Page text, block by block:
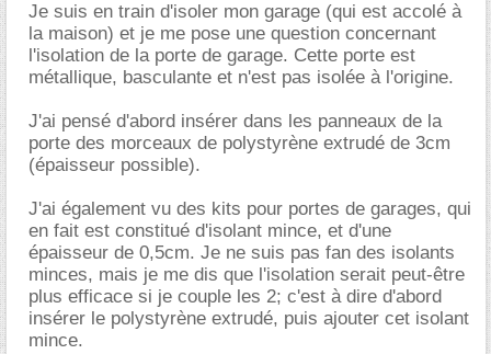
Je suis en train d'isoler mon garage (qui est accolé à
la maison) et je me pose une question concernant
l'isolation de la porte de garage. Cette porte est
métallique, basculante et n'est pas isolée à l'origine.
J'ai pensé d'abord insérer dans les panneaux de la
porte des morceaux de polystyrène extrudé de 3cm
(épaisseur possible).
J'ai également vu des kits pour portes de garages, qui
en fait est constitué d'isolant mince, et d'une
épaisseur de 0,5cm. Je ne suis pas fan des isolants
minces, mais je me dis que l'isolation serait peut-être
plus efficace si je couple les 2; c'est à dire d'abord
insérer le polystyrène extrudé, puis ajouter cet isolant
mince.